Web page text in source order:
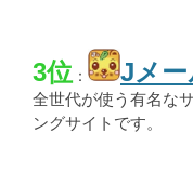
3位： Jメ
全世代が使う有名な
ングサイトです。